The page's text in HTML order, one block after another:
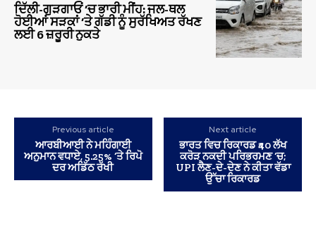
ਦਿੱਲੀ-ਗੁੜਗਾਓਂ ‘ਚ ਭਾਰੀ ਮੀਂਹ: ਜਲ-ਥਲ
ਹੋਈਆਂ ਸੜਕਾਂ ‘ਤੇ ਗੱਡੀ ਨੂੰ ਸੁਰੱਖਿਅਤ ਰੱਖਣ
ਲਈ 6 ਜ਼ਰੂਰੀ ਨੁਕਤੇ
Previous article
ਆਰਬੀਆਈ ਨੇ ਮਹਿੰਗਾਈ
ਅਨੁਮਾਨ ਵਧਾਏ, 5.25% ‘ਤੇ ਰਿਪੋ
ਦਰ ਅਡਿੱਠ ਰੱਖੀ
Next article
ਭਾਰਤ ਵਿਚ ਰਿਕਾਰਡ ₹40 ਲੱਖ
ਕਰੋੜ ਨਕਦੀ ਪਰਿਭਰਮਣ ‘ਚ;
UPI ਲੈਣ-ਦੇ-ਦੇਣ ਨੇ ਕੀਤਾ ਵੱਡਾ
ਉੱਚਾ ਰਿਕਾਰਡ